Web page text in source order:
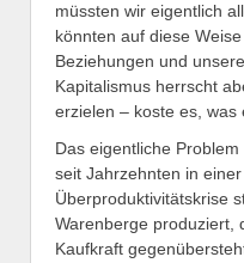
müssten wir eigentlich
könnten auf diese
Beziehungen und
Kapitalismus herrscht
erzielen – koste es, was
Das eigentliche
seit Jahrzehnten in
Überproduktivitätskrise
Warenberge produziert,
Kaufkraft